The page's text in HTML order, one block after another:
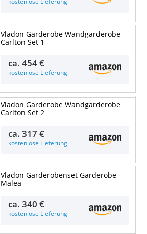
Vladon Garderobe Wandgarderobe
Carlton Set 1
ca.454 €
kostenlose Lieferung
Vladon Garderobe Wandgarderobe
Carlton Set 2
ca.317 €
kostenlose Lieferung
Vladon Garderobenset Garderobe
Malea
ca.340 €
kostenlose Lieferung